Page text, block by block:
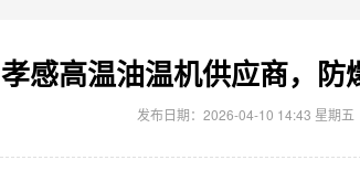
孝感高温油温机供应商，防
发布日期：2026-04-10 14:43 星期五